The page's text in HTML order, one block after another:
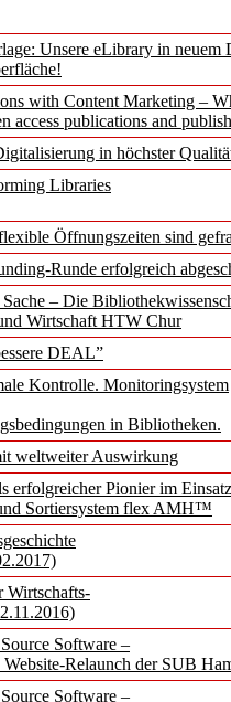
Unsere eLibrary in neuem
with Content Marketing –
access publications and
in höchster
Libraries
Öffnungszeiten sind
Runde erfolgreich
– Die
Wirtschaft HTW Chur
DEAL”
Kontrolle. Monitoringsystem
in Bibliotheken.
weltweiter Auswirkung
erfolgreicher Pionier im
Sortiersystem flex AMH™
Software –
Relaunch der SUB
Software –
2026(Juni/Juli
mehr
besseren
Teil der
für